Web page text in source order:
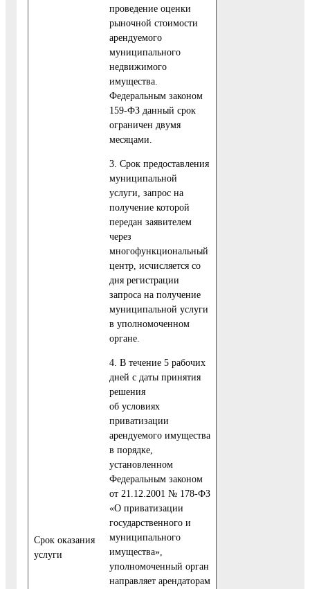
Cрок оказания
услуги
проведение оценки
рыночной стоимости
арендуемого
муниципального
недвижимого
имущества.
Федеральным законом
159-ФЗ данный срок
ограничен двумя
месяцами.
3. Срок предоставления
муниципальной
услуги, запрос на
получение которой
передан заявителем
через
многофункциональный
центр, исчисляется со
дня регистрации
запроса на получение
муниципальной услуги
в уполномоченном
органе.
4. В течение 5 рабочих
дней с даты принятия
решения
об условиях
приватизации
арендуемого имущества
в порядке,
установленном
Федеральным законом
от 21.12.2001 № 178-ФЗ
«О приватизации
государственного и
муниципального
имущества»,
уполномоченный орган
направляет арендаторам